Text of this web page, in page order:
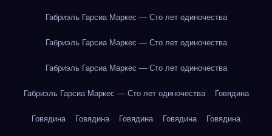
Габриэль Гарсиа Маркес — Сто лет одиночества
Габриэль Гарсиа Маркес — Сто лет одиночества
Габриэль Гарсиа Маркес — Сто лет одиночества
Габриэль Гарсиа Маркес — Сто лет одиночества Говядина
Говядина Говядина Говядина Говядина Говядина